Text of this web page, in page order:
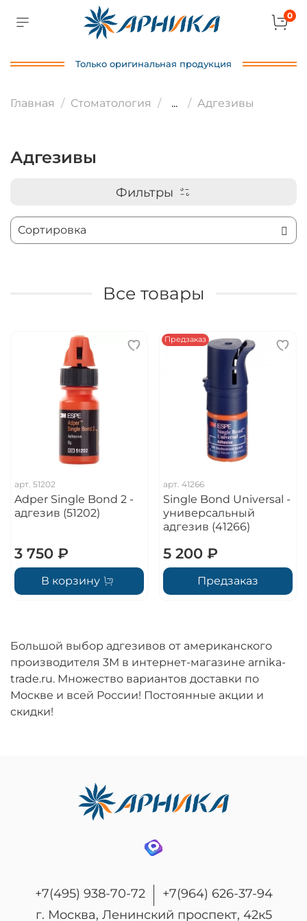
0
Только оригинальная продукция
Главная Стоматология ... Адгезивы
Адгезивы
Фильтры
Все товары
арт. 51202
Adper Single Bond 2 -
адгезив (51202)
3 750 ₽
В корзину
Предзаказ
арт. 41266
Single Bond Universal -
универсальный
адгезив (41266)
5 200 ₽
Предзаказ
Большой выбор адгезивов от американского
производителя 3M в интернет-магазине arnika-
trade.ru. Множество вариантов доставки по
Москве и всей России! Постоянные акции и
скидки!
+7(495) 938-70-72
+7(964) 626-37-94
г. Москва, Ленинский проспект, 42к5